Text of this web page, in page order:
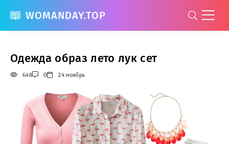
WOMANDAY.TOP
Одежда образ лето лук сет
648 0 24 ноябрь